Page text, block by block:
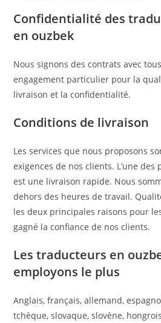
Confidentialité des
en ouzbek
Nous signons des contrats avec
engagement particulier pour la
livraison et la confidentialité.
Conditions de livraison
Les services que nous proposons
exigences de nos clients. L’une des
est une livraison rapide. Nous
dehors des heures de travail.
les deux principales raisons pour
gagné la confiance de nos clients.
Les traducteurs en
employons le plus
Anglais, français, allemand,
tchèque, slovaque, slovène,